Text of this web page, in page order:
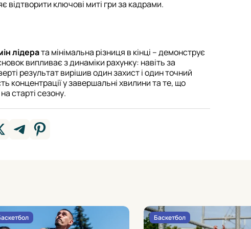
відтворити ключові миті гри за кадрами.
лідерата мінімальна різниця в кінці – демонструє
випливає з динаміки рахунку: навіть за
результат вирішив один захист і один точний
концентрації у завершальні хвилини та те, що
старті сезону.
Баскетбол